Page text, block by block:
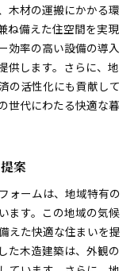
木材の運搬にかかる環
ね備えた住空間を実現
効率の高い設備の導入
供します。さらに、地
の活性化にも貢献して
世代にわたる快適な暮
案
ォームは、地域特有の
ます。この地域の気候
えた快適な住まいを提
た木造建築は、外観の